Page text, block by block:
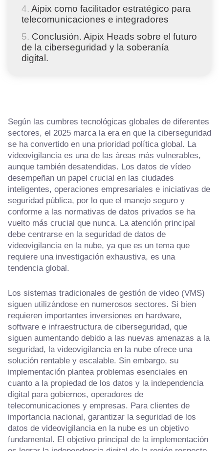
Aipix como facilitador estratégico para
telecomunicaciones e integradores
Conclusión. Aipix Heads sobre el futuro
de la ciberseguridad y la soberanía
digital.
Según las cumbres tecnológicas globales de diferentes
sectores, el 2025 marca la era en que la ciberseguridad
se ha convertido en una prioridad política global. La
videovigilancia es una de las áreas más vulnerables,
aunque también desatendidas. Los datos de vídeo
desempeñan un papel crucial en las ciudades
inteligentes, operaciones empresariales e iniciativas de
seguridad pública, por lo que el manejo seguro y
conforme a las normativas de datos privados se ha
vuelto más crucial que nunca. La atención principal
debe centrarse en la seguridad de datos de
videovigilancia en la nube, ya que es un tema que
requiere una investigación exhaustiva, es una
tendencia global.
Los sistemas tradicionales de gestión de video (VMS)
siguen utilizándose en numerosos sectores. Si bien
requieren importantes inversiones en hardware,
software e infraestructura de ciberseguridad, que
siguen aumentando debido a las nuevas amenazas a la
seguridad, la videovigilancia en la nube ofrece una
solución rentable y escalable. Sin embargo, su
implementación plantea problemas esenciales en
cuanto a la propiedad de los datos y la independencia
digital para gobiernos, operadores de
telecomunicaciones y empresas. Para clientes de
importancia nacional, garantizar la seguridad de los
datos de videovigilancia en la nube es un objetivo
fundamental. El objetivo principal de la implementación